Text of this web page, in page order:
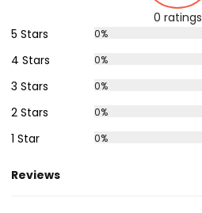
0 ratings
5 Stars
0%
4 Stars 0%
3 Stars 0%
2 Stars 0%
1 Star 0%
Reviews